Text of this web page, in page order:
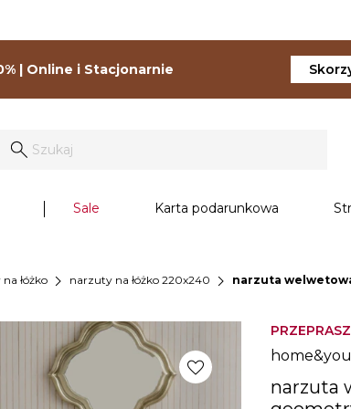
| Online i Stacjonarnie
Sale Karta podarunkowa
łóżko chevron_right narzuty na łóżko 220x240 chevron_right narzuta
home&you
narzuta
favorite